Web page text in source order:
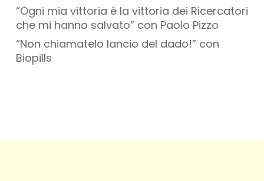
“Ogni mia vittoria è la vittoria dei Ricercatori
che mi hanno salvato” con Paolo Pizzo
“Non chiamatelo lancio del dado!” con
Biopills